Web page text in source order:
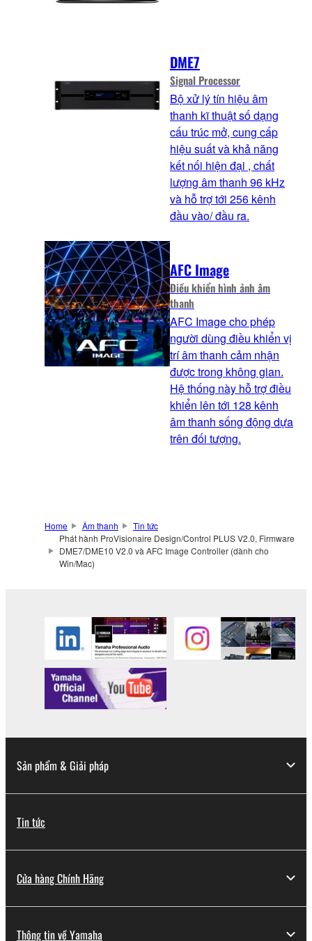
DME7
Signal Processor
Bộ xử lý tín hiệu âm
thanh kĩ thuật số dạng
cấu trúc mở, cung cấp
hiệu suất và khả năng
kết nối hiện đại , chất
lượng âm thanh 96 kHz
và hỗ trợ tới 256 kênh
đầu vào/ đầu ra.
AFC Image
Điều khiển hình ảnh âm
thanh
AFC Image cho phép
người dùng điều khiển vị
trí âm thanh cảm nhận
được trong không gian.
Hệ thống này hỗ trợ điều
khiển lên tới 128 kênh
âm thanh sống động dựa
trên đối tượng.
Home Âm thanh
Tin tức
Phát hành ProVisionaire Design/Control PLUS V2.0, Firmware
DME7/DME10 V2.0 và AFC Image Controller (dành cho
Win/Mac)
Sản phẩm & Giải pháp
Tin tức
Cửa hàng Chính Hãng
Thông tin về Yamaha